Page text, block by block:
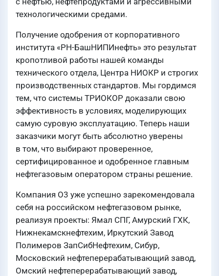
технологическими средами.
Получение одобрения от корпоративного
института «РН-БашНИПИнефть» это результат
кропотливой работы нашей команды
технического отдела, Центра НИОКР и строгих
производственных стандартов. Мы гордимся
тем, что системы ТРИОКОР доказали свою
эффективность в условиях, моделирующих
самую суровую эксплуатацию. Теперь наши
заказчики могут быть абсолютно уверены
в том, что выбирают проверенное,
сертифицированное и одобренное главным
нефтегазовым оператором страны решение.
Компания О3 уже успешно зарекомендовала
себя на российском нефтегазовом рынке,
реализуя проекты: Ямал СПГ, Амурский ГХК,
Нижнекамскнефтехим, Иркутский Завод
Полимеров ЗапСибНефтехим, Сибур,
Московский нефтеперерабатывающий завод,
Омский нефтеперерабатывающий завод,